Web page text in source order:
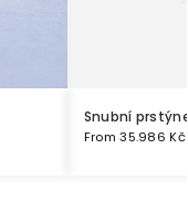
Snubní
From35.986Kč